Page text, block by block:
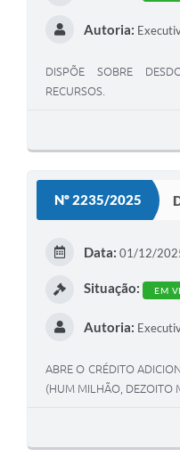
Autoria:
DISPÕE SOBRE
RECURSOS.
Nº 2235/2025
Data: 01/12/
Situação: EM
Autoria:
ABRE O CRÉDITO
(HUM MILHÃO, DEZOITO